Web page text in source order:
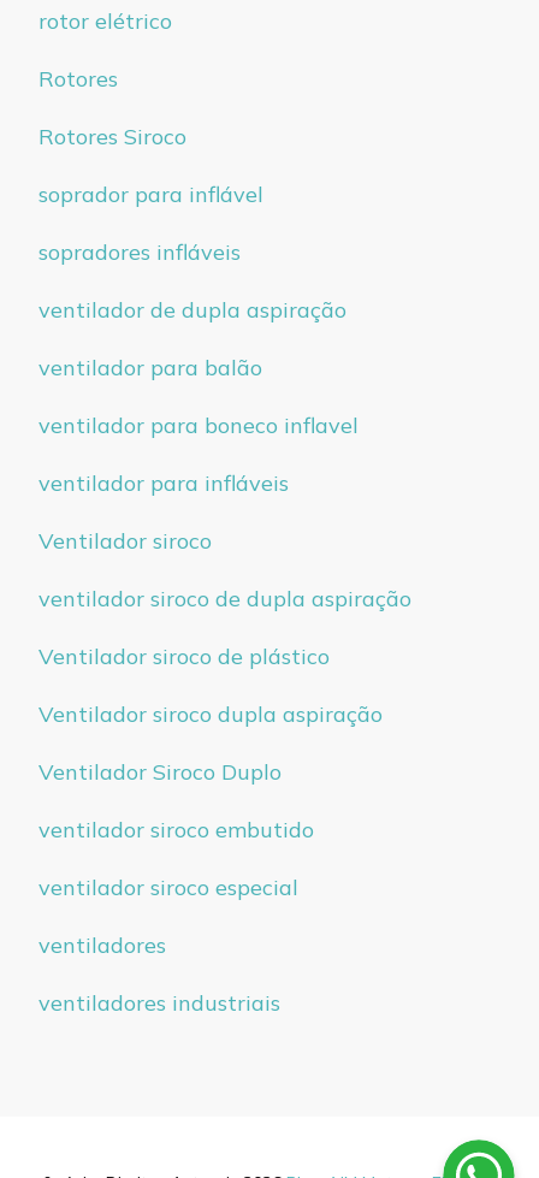
rotor elétrico
Rotores
Rotores Siroco
soprador para inflável
sopradores infláveis
ventilador de dupla aspiração
ventilador para balão
ventilador para boneco inflavel
ventilador para infláveis
Ventilador siroco
ventilador siroco de dupla aspiração
Ventilador siroco de plástico
Ventilador siroco dupla aspiração
Ventilador Siroco Duplo
ventilador siroco embutido
ventilador siroco especial
ventiladores
ventiladores industriais